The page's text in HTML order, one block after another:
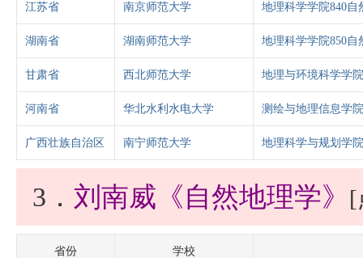
江苏省 南京师范大学 地理科学学院840自
湖南省 湖南师范大学 地理科学学院850自
甘肃省 西北师范大学 地理与环境科学学
河南省 华北水利水电大学 测绘与地理信息学
广西壮族自治区 南宁师范大学 地理科学与规划学
3． 刘南威《自然地理学》 [
省份 学校